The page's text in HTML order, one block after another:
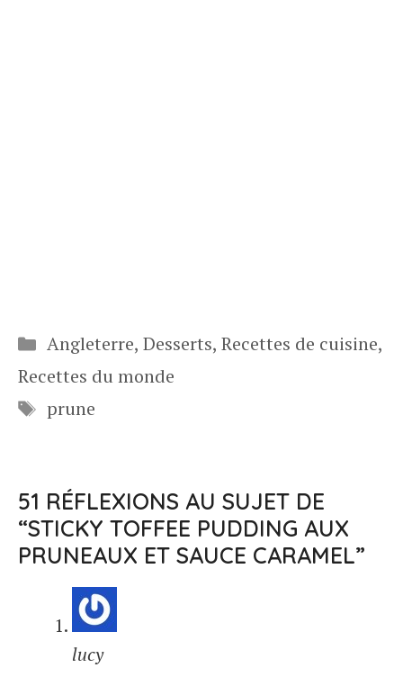
Catégories
Angleterre, Desserts, Recettes de cuisine,
Recettes du monde
Étiquettes
prune
51 RÉFLEXIONS AU SUJET DE
“STICKY TOFFEE PUDDING AUX
PRUNEAUX ET SAUCE CARAMEL”
lucy